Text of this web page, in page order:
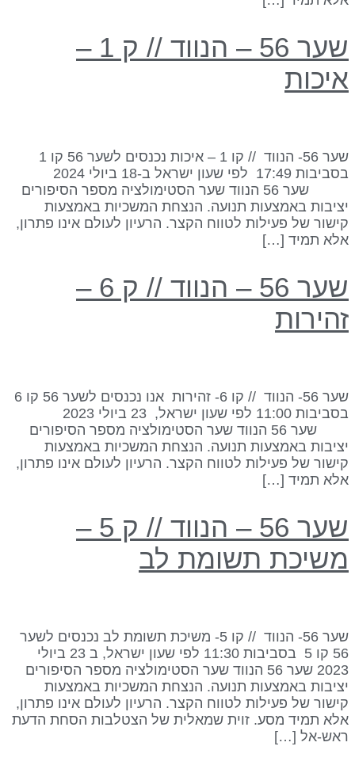
שער 56 – הנווד // ק 1 –
שער 56- הנווד // קו 1 – איכות נכנסים לשער 56 קו 1
בסביבות 17:49 לפי שעון ישראל ב-18 ביולי 2024
שער 56 הנווד שער הסטימולציה מספר הסיפורים
באמצעות תנועה. הנצחת המשכיות באמצעות
של פעילות לטווח הקצר. הרעיון לעולם אינו פתרון,
תמיד […]
שער 56 – הנווד // ק 6 –
שער 56- הנווד // קו 6- זהירות אנו נכנסים לשער 56 קו 6
בסביבות 11:00 לפי שעון ישראל, 23 ביולי 2023
שער 56 הנווד שער הסטימולציה מספר הסיפורים
באמצעות תנועה. הנצחת המשכיות באמצעות
של פעילות לטווח הקצר. הרעיון לעולם אינו פתרון,
תמיד […]
שער 56 – הנווד // ק 5 –
תשומת לב
שער 56- הנווד // קו 5- משיכת תשומת לב נכנסים לשער
56 קו 5 בסביבות 11:30 לפי שעון ישראל, ב 23 ביולי
2023 שער 56 הנווד שער הסטימולציה מספר הסיפורים
באמצעות תנועה. הנצחת המשכיות באמצעות
של פעילות לטווח הקצר. הרעיון לעולם אינו פתרון,
תמיד מסע. זוית שמאלית של הצטלבות הסחת הדעת
אל […]